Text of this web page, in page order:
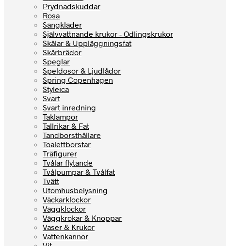
Prydnadskuddar
Rosa
Sängkläder
Självvattnande krukor - Odlingskrukor
Skålar & Uppläggningsfat
Skärbrädor
Speglar
Speldosor & Ljudlådor
Spring Copenhagen
Styleica
Svart
Svart inredning
Taklampor
Tallrikar & Fat
Tandborsthållare
Toalettborstar
Träfigurer
Tvålar flytande
Tvålpumpar & Tvålfat
Tvätt
Utomhusbelysning
Väckarklockor
Väggklockor
Väggkrokar & Knoppar
Vaser & Krukor
Vattenkannor